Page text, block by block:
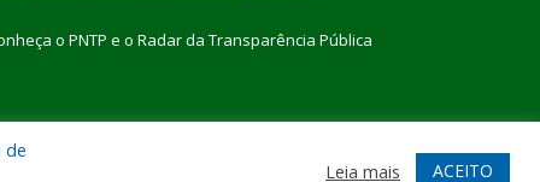
o PNTP e o Radar da Transparência Pública
Acessar Webmail
de
Leia mais ACEITO